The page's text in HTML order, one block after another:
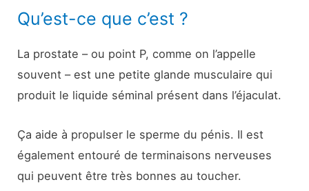
Qu’est-ce que c’est ?
La prostate – ou point P, comme on l’appelle
souvent – est une petite glande musculaire qui
produit le liquide séminal présent dans l’éjaculat.
Ça aide à propulser le sperme du pénis. Il est
également entouré de terminaisons nerveuses
qui peuvent être très bonnes au toucher.